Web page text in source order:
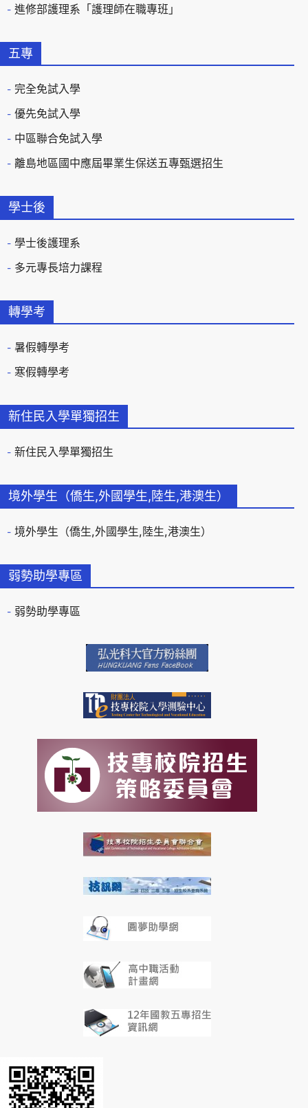
進修部護理系「護理師在職專班」
五專
完全免試入學
優先免試入學
中區聯合免試入學
離島地區國中應屆畢業生保送五專甄選招生
學士後
學士後護理系
多元專長培力課程
轉學考
暑假轉學考
寒假轉學考
新住民入學單獨招生
新住民入學單獨招生
境外學生（僑生,外國學生,陸生,港澳生）
境外學生（僑生,外國學生,陸生,港澳生）
弱勢助學專區
弱勢助學專區